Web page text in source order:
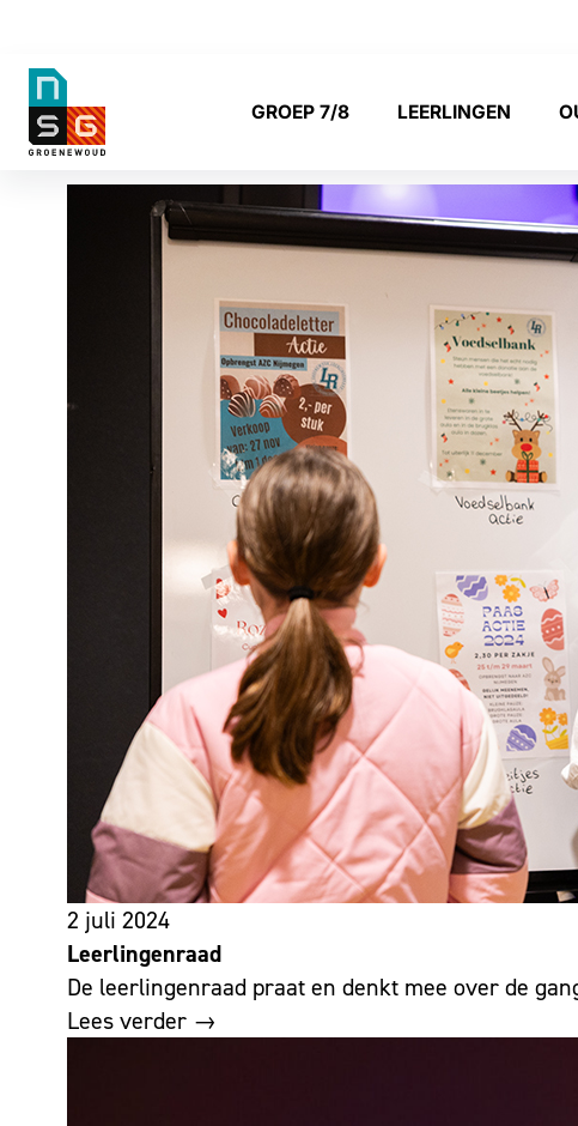
NSG
Groenewoud
GROEP 7/8 LEERLINGEN
2 juli 2024
Leerlingenraad
De leerlingenraad praat en denkt mee over de
Lees verder →